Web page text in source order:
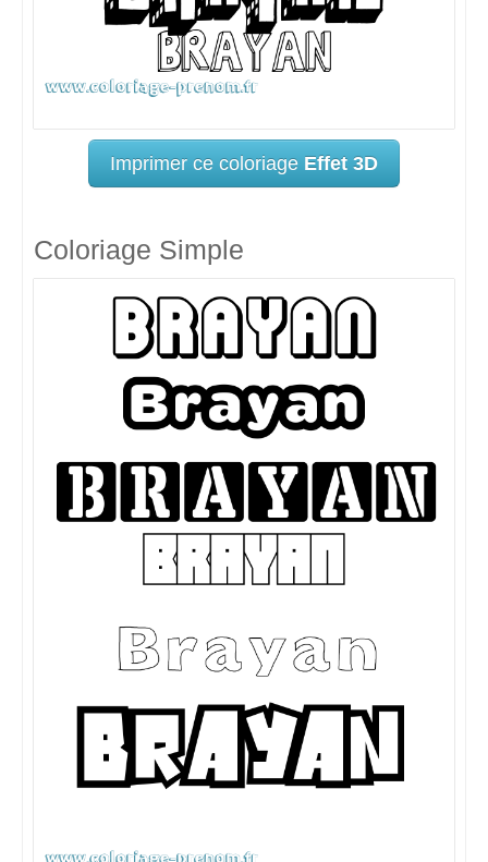
Imprimer ce coloriage Effet 3D
Coloriage Simple